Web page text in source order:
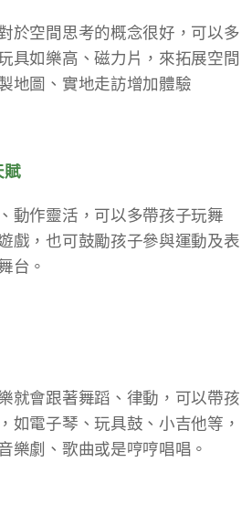
於空間思考的概念很好，可以多
具如樂高、磁力片，來拓展空間
地圖、實地走訪增加體驗
賦
動作靈活，可以多帶孩子玩舞
戲，也可鼓勵孩子參與運動及表
台。
就會跟著舞蹈、律動，可以帶孩
如電子琴、玩具鼓、小吉他等，
樂劇、歌曲或是哼哼唱唱。